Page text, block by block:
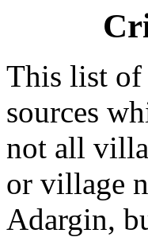
This list of
sources
not all
or village
Adargin,